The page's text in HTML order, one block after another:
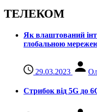
ТЕЛЕКОМ
Як влаштований
глобальною
29.03.2023
Стрибок від 5G до